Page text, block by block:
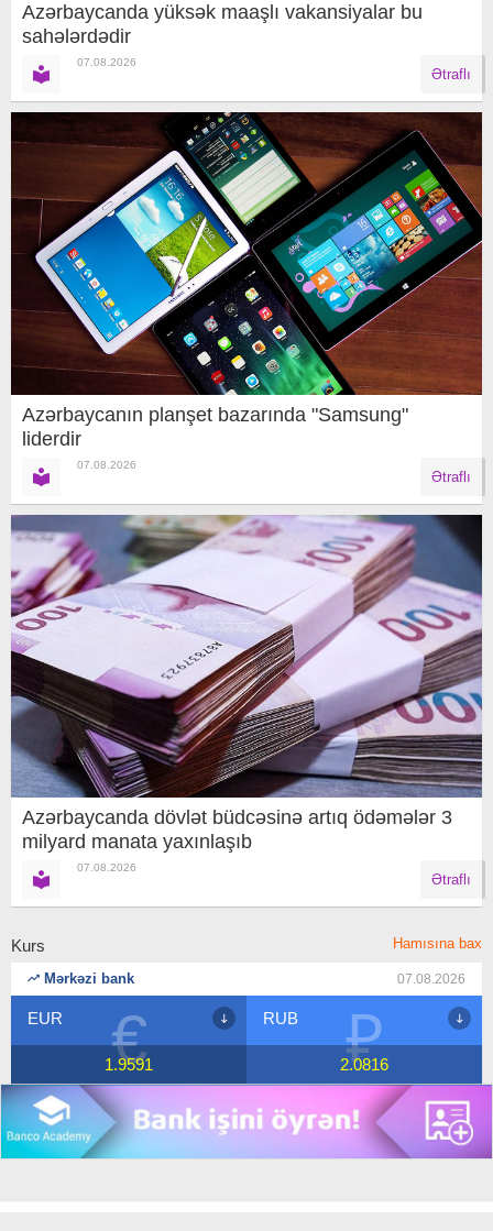
Azərbaycanda yüksək maaşlı vakansiyalar bu
sahələrdədir
07.08.2026
Ətraflı
Azərbaycanın planşet bazarında "Samsung"
liderdir
07.08.2026
Ətraflı
Azərbaycanda dövlət büdcəsinə artıq ödəmələr 3
milyard manata yaxınlaşıb
07.08.2026
Ətraflı
Kurs Hamısına bax
Mərkəzi bank 07.08.2026
€
EUR
1.9591 ₽
RUB
2.0816